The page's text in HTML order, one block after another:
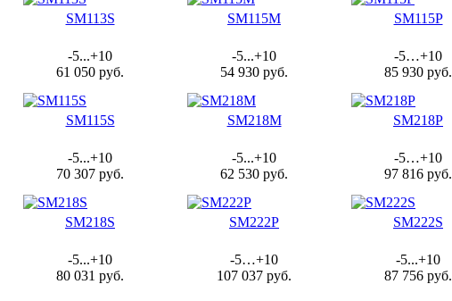
SM113S
-5...+10
61 050 руб.
SM115M
-5...+10
54 930 руб.
SM115P
-5…+10
85 930 руб.
SM115S
-5...+10
70 307 руб.
SM218M
-5...+10
62 530 руб.
SM218P
-5…+10
97 816 руб.
SM218S
-5...+10
80 031 руб.
SM222P
-5…+10
107 037 руб.
SM222S
-5...+10
87 756 руб.